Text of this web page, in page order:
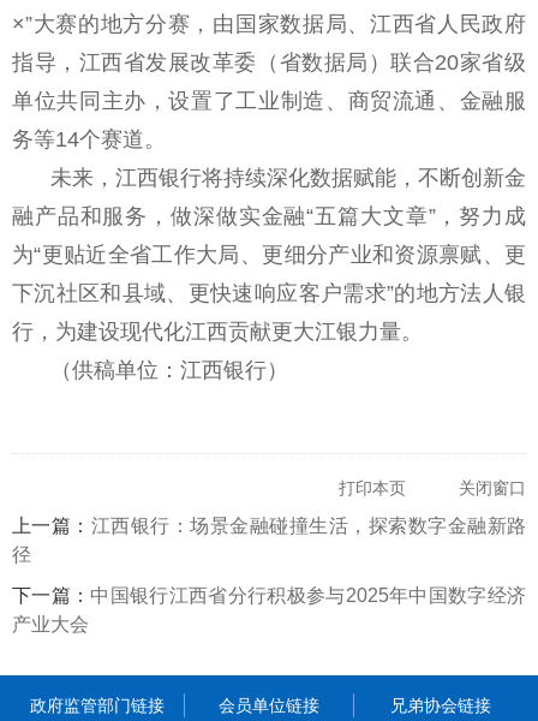
×”大赛的地方分赛，由国家数据局、江西省人民政府
指导，江西省发展改革委（省数据局）联合20家省级
单位共同主办，设置了工业制造、商贸流通、金融服
务等14个赛道。
未来，江西银行将持续深化数据赋能，不断创新金
融产品和服务，做深做实金融“五篇大文章”，努力成
为“更贴近全省工作大局、更细分产业和资源禀赋、更
下沉社区和县域、更快速响应客户需求”的地方法人银
行，为建设现代化江西贡献更大江银力量。
（供稿单位：江西银行）
打印本页 关闭窗口
上一篇： 江西银行：场景金融碰撞生活，探索数字金融新路
径
下一篇： 中国银行江西省分行积极参与2025年中国数字经济
产业大会
政府监管部门链接 会员单位链接 兄弟协会链接